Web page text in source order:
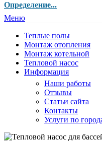
Определение...
Меню
Теплые полы
Монтаж отопления
Монтаж котельной
Тепловой насос
Информация
Наши работы
Отзывы
Статьи сайта
Контакты
Услуги по